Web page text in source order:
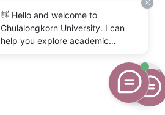
👋 Hello and welcome to
Chulalongkorn University. I can
help you explore academic